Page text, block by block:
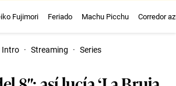
Fujimori Feriado Machu Picchu Corredor
Intro · Streaming · Series